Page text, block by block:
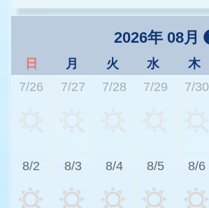
2026年 08月
日 月 火 水 木
7/26
7/27 7/28 7/29 7/30
8/2 8/3 8/4 8/5 8/6